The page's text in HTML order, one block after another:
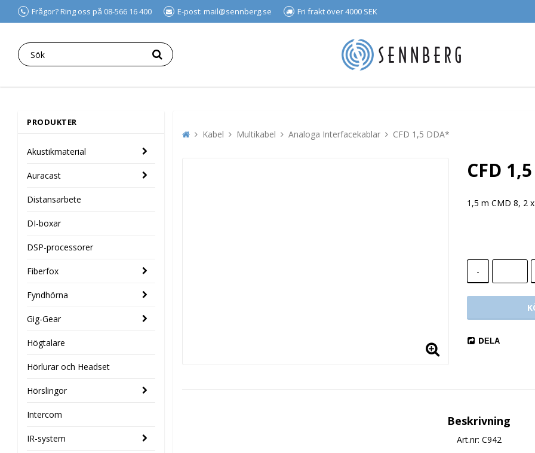
Frågor? Ring oss på 08-566 16 400 E-post: mail@sennberg.se Fri frakt över 4000 SEK
PRODUKTER
Akustikmaterial
Auracast
Distansarbete
DI-boxar
DSP-processorer
Fiberfox
Fyndhörna
Gig-Gear
Högtalare
Hörlurar och Headset
Hörslingor
Intercom
IR-system
Kabel Multikabel Analoga Interfacekablar CFD 1,5 DDA*
CFD
1,5 m CMD 8, 2
-
DELA
Beskrivning
Art.nr: C942